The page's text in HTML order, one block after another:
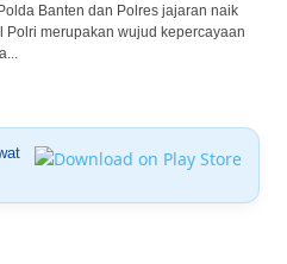
Banten dan Polres jajaran naik
merupakan wujud kepercayaan